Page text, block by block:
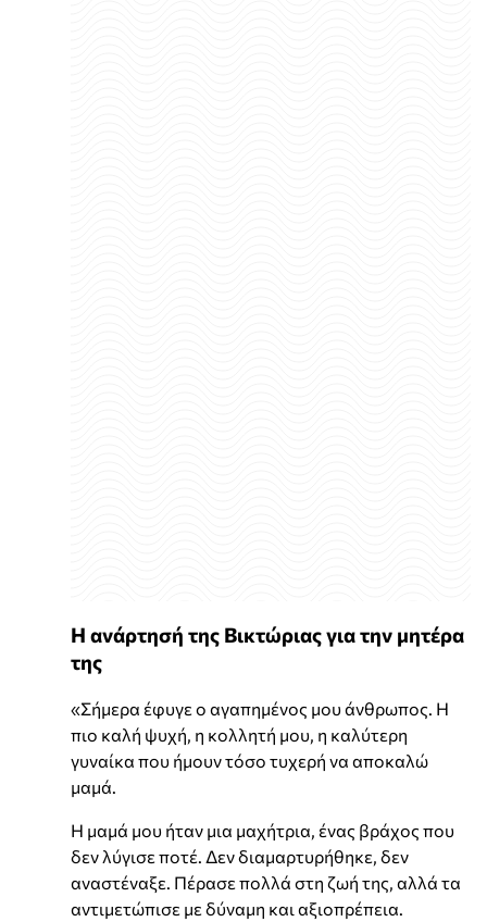
Η ανάρτησή της Βικτώριας για την μητέρα
της
«Σήμερα έφυγε ο αγαπημένος μου άνθρωπος. Η
πιο καλή ψυχή, η κολλητή μου, η καλύτερη
γυναίκα που ήμουν τόσο τυχερή να αποκαλώ
μαμά.
Η μαμά μου ήταν μια μαχήτρια, ένας βράχος που
δεν λύγισε ποτέ. Δεν διαμαρτυρήθηκε, δεν
αναστέναξε. Πέρασε πολλά στη ζωή της, αλλά τα
αντιμετώπισε με δύναμη και αξιοπρέπεια.